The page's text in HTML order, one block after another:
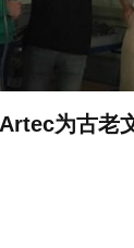
为古老